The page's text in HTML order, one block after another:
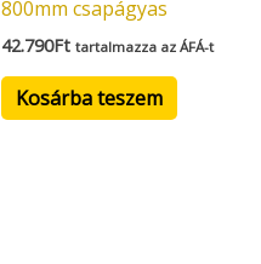
800mm csapágyas
42.790Ft tartalmazza az ÁFÁ-t
Kosárba teszem